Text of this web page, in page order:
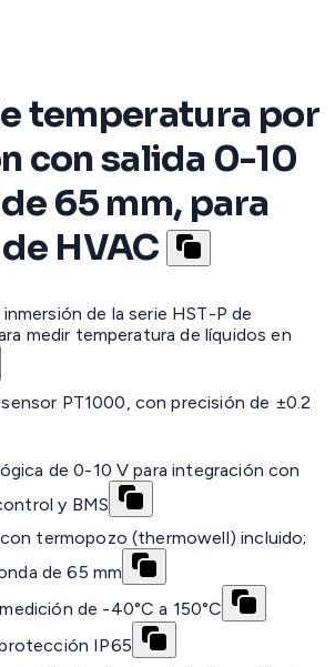
temperatura por
con salida 0-10
65 mm, para
HVAC
de la serie HST-P de
medir temperatura de líquidos en
PT1000, con precisión de ±0.2
de 0-10 V para integración con
y BMS
termopozo (thermowell) incluido;
de 65 mm
de -40°C a 150°C
IP65